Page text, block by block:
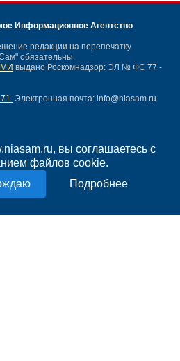
вы соглашаетесь с
файлов cookie.
Подробнее
Информационное Агентство
редакции на перепечатку
обязательны.
выдано Роскомнадзор: ЭЛ № ФС 77 -
Электронная почта: info@niasam.ru